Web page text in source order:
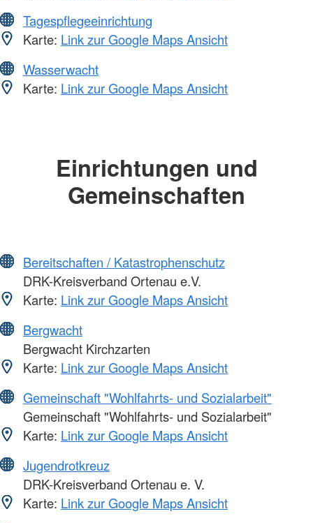
Tagespflegeeinrichtung
Karte: Link zur Google Maps Ansicht
Wasserwacht
Karte: Link zur Google Maps Ansicht
Einrichtungen und
Gemeinschaften
Bereitschaften / Katastrophenschutz
DRK-Kreisverband Ortenau e.V.
Karte: Link zur Google Maps Ansicht
Bergwacht
Bergwacht Kirchzarten
Karte: Link zur Google Maps Ansicht
Gemeinschaft "Wohlfahrts- und Sozialarbeit"
Gemeinschaft "Wohlfahrts- und Sozialarbeit"
Karte: Link zur Google Maps Ansicht
Jugendrotkreuz
DRK-Kreisverband Ortenau e. V.
Karte: Link zur Google Maps Ansicht